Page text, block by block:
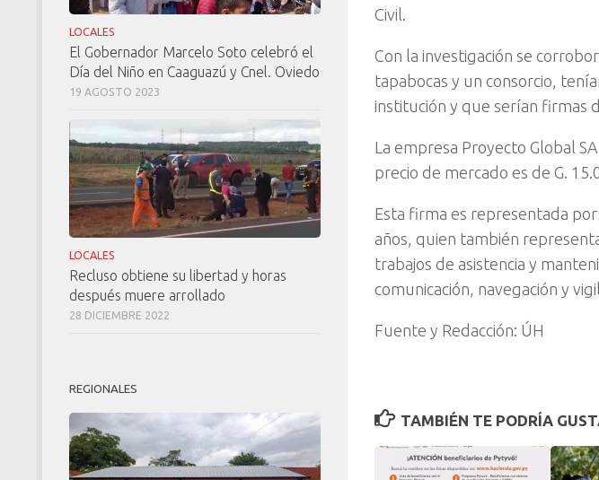
Civil.
Con la investigación se
tapabocas y un consorcio,
institución y que serían firmas
La empresa Proyecto Global
precio de mercado es de G.
Esta firma es representada
años, quien también
trabajos de asistencia y
comunicación, navegación y
Fuente y Redacción: ÚH
TAMBIÉN TE PODRÍA
LOCALES
El Gobernador Marcelo Soto celebró el
Día del Niño en Caaguazú y Cnel. Oviedo
19 AGOSTO 2023
LOCALES
Recluso obtiene su libertad y horas
después muere arrollado
28 DICIEMBRE 2022
REGIONALES